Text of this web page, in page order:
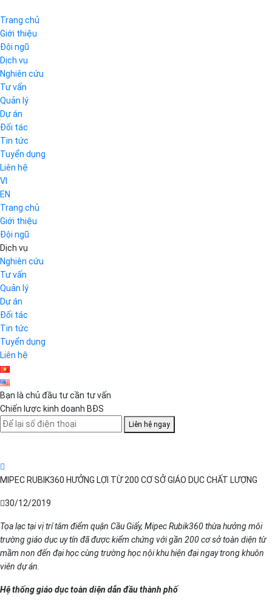
Trang chủ
Giới thiệu
Đội ngũ
Dịch vụ
Nghiên cứu
Tư vấn
Quản lý
Dự án
Đối tác
Tin tức
Tuyển dụng
Liên hệ
VI
EN
Trang chủ
Giới thiệu
Đội ngũ
Dịch vụ
Nghiên cứu
Tư vấn
Quản lý
Dự án
Đối tác
Tin tức
Tuyển dụng
Liên hệ
Bạn là chủ đầu tư cần tư vấn
Chiến lược kinh doanh BĐS
Liên hệ ngay
MIPEC RUBIK360 HƯỞNG LỢI TỪ 200 CƠ SỞ GIÁO DỤC CHẤT LƯỢNG
30/12/2019
Tọa lạc tại vị trí tâm điểm quận Cầu Giấy, Mipec Rubik360 thừa hưởng môi
trường giáo dục uy tín đã được kiểm chứng với gần 200 cơ sở toàn diện từ
mầm non đến đại học cùng trường học nội khu hiện đại ngay trong khuôn
viên dự án.
Hệ thống giáo dục toàn diện dẫn đầu thành phố